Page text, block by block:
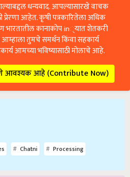
धन्यवाद. आपल्यासारखे वाचक
प्रेरणा आहेत. कृषी पत्रकारितेला अधिक
भारतातील कानाकोप in्यात शेतकरी
तुमचे समर्थन किंवा सहकार्य
आमच्या भविष्यासाठी मोलाचे आहे.
आवश्यक आहे (Contribute Now)
Chatni Processing